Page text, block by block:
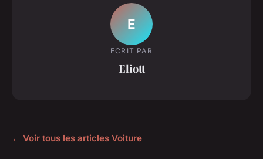
E
ECRIT PAR
Eliott
← Voir tous les articles Voiture